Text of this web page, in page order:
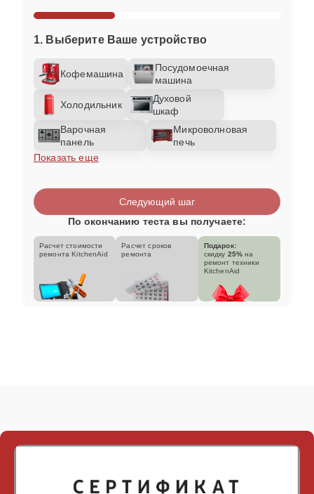
1. Выберите Ваше устройство
Кофемашина
Посудомоечная
машина
Холодильник
Духовой
шкаф
Варочная
панель
Микроволновая
печь
Показать еще
Следующий шаг
По окончанию теста вы получаете:
Расчет стоимости
ремонта KitchenAid
Расчет сроков
ремонта
Подарок:
скидку 25% на
ремонт техники
KitchenAid